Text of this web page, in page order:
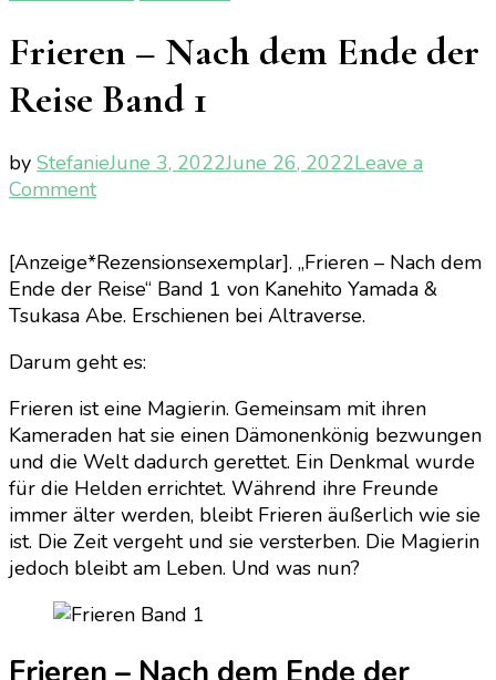
Frieren – Nach dem Ende der
Reise Band 1
by StefanieJune 3, 2022June 26, 2022Leave a
Commenton
Nach
dem
Ende
der
Reise
Band
1
[Anzeige*Rezensionsexemplar]. „Frieren – Nach dem
Ende der Reise“ Band 1 von Kanehito Yamada &
Tsukasa Abe. Erschienen bei Altraverse.
Darum geht es:
Frieren ist eine Magierin. Gemeinsam mit ihren
Kameraden hat sie einen Dämonenkönig bezwungen
und die Welt dadurch gerettet. Ein Denkmal wurde
für die Helden errichtet. Während ihre Freunde
immer älter werden, bleibt Frieren äußerlich wie sie
ist. Die Zeit vergeht und sie versterben. Die Magierin
jedoch bleibt am Leben. Und was nun?